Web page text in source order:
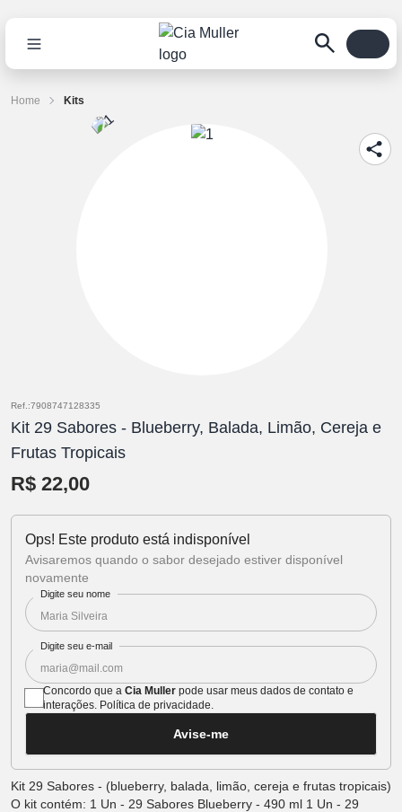
Home Kits
Ref.:7908747128335
Kit 29 Sabores - Blueberry, Balada, Limão, Cereja e
Frutas Tropicais
R$ 22,00
Ops! Este produto está indisponível
Avisaremos quando o sabor desejado estiver disponível
novamente
Digite seu nome
Digite seu e-mail
Concordo que a Cia Muller pode usar meus dados de contato e
interações. Política de privacidade.
Avise-me
Kit 29 Sabores - (blueberry, balada, limão, cereja e frutas tropicais)
O kit contém: 1 Un - 29 Sabores Blueberry - 490 ml 1 Un - 29